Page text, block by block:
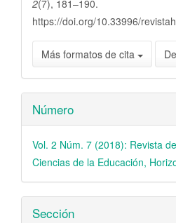
2(7), 181–190.
https://doi.org/10.33996/
Más formatos de cita
Número
Vol. 2 Núm. 7 (2018): Revista
Ciencias de la Educación,
Sección